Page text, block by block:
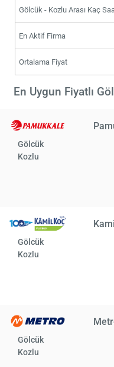
Gölcük - Kozlu Arası Kaç
En Aktif Firma
Ortalama Fiyat
En Uygun Fiyatlı
Gölcük
Kozlu
Gölcük
Kozlu
Gölcük
Kozlu